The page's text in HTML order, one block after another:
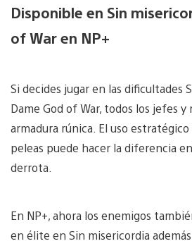
Disponible en Sin
of War en NP+
Si decides jugar en las dificultades
Dame God of War, todos los jefes
armadura rúnica. El uso
peleas puede hacer la diferencia
derrota.
En NP+, ahora los enemigos
en élite en Sin misericordia